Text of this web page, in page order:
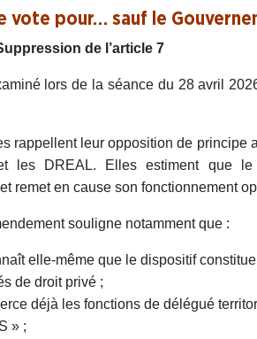
vote pour… sauf le
de l’article 7
lors de la séance du 28 avril
rappellent leur opposition de principe
les DREAL. Elles estiment que
remet en cause son fonctionnement
souligne notamment que :
elle-même que le dispositif
de droit privé ;
déjà les fonctions de délégué
» ;